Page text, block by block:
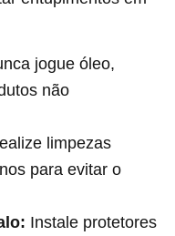
jogue óleo,
não
limpezas
para evitar o
Instale protetores